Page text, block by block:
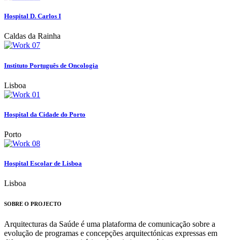
Hospital D. Carlos I
Caldas da Rainha
Instituto Português de Oncologia
Lisboa
Hospital da Cidade do Porto
Porto
Hospital Escolar de Lisboa
Lisboa
SOBRE O PROJECTO
Arquitecturas da Saúde é uma plataforma de comunicação sobre a
evolução de programas e concepções arquitectónicas expressas em